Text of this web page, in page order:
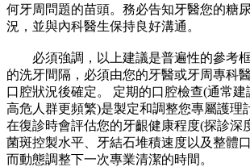
何牙周問題的苗頭。務必告知牙醫您的糖
況，並與內科醫生保持良好溝通。
必須強調，以上建議是普遍性的參考框
的洗牙間隔，必須由您的牙醫或牙周專科
口腔狀況後確定。 定期的口腔檢查(通常建
高危人群更頻繁)是製定和調整您專屬護理
在復診時會評估您的牙齦健康程度(探診深
菌斑控製水平、牙結石堆積速度以及整體
而動態調整下一次專業清潔的時間。